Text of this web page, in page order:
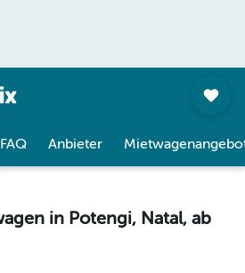
FAQ Anbieter
in Potengi, Natal, ab